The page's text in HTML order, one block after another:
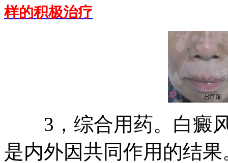
样的积极治疗
3，综合用药。白癜风
是内外因共同作用的结